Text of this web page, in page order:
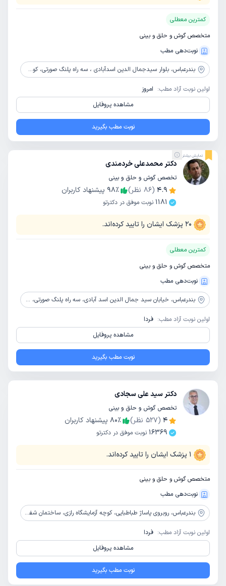
کمترین معطلی
متخصص گوش و حلق و بینی
نوبت‌دهی مطب
بندرعباس، بلوار سیدجمال الدین اسدآبادی ، سه راه پلنگ صورتی، کوچه شهید حمید توسلی، ساختمان پزشکان آرام، طبقه 2
اولین نوبت آزاد مطب: امروز
مشاهده پروفایل
نوبت مطب بگیرید
نمایش بیشتر
دکتر محمدعلی خردمندی
تخصص گوش و حلق و بینی
4.9
(
86 نظر) 98٪
پیشنهاد کاربران
1181 نوبت موفق در دکترتو
20 پزشک ایشان را تایید کرده‌اند.
کمترین معطلی
متخصص گوش و حلق و بینی
نوبت‌دهی مطب
بندرعباس، خیابان سید جمال الدین اسد آبادی، سه راه پلنگ صورتی، روبه روی بانک تجارت، ساختمان البرز، طبقه 2
اولین نوبت آزاد مطب: فردا
مشاهده پروفایل
نوبت مطب بگیرید
دکتر سید علی سجادی
تخصص گوش و حلق و بینی
4
(
527 نظر) 80٪
پیشنهاد کاربران
16369 نوبت موفق در دکترتو
1 پزشک ایشان را تایید کرده‌اند.
متخصص گوش و حلق و بینی
نوبت‌دهی مطب
بندرعباس، روبروی پاساژ طباطبایی، کوچه آزمایشگاه رازی، ساختمان شفا، طبقه اول
اولین نوبت آزاد مطب: فردا
مشاهده پروفایل
نوبت مطب بگیرید